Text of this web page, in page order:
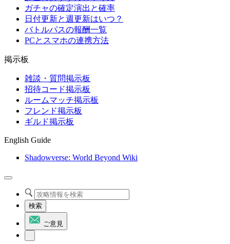
ガチャの確定演出と確率
日付更新と週更新はいつ？
バトルパスの報酬一覧
PCとスマホの連携方法
掲示板
雑談・質問掲示板
招待コード掲示板
ルームマッチ掲示板
フレンド掲示板
ギルド掲示板
English Guide
Shadowverse: World Beyond Wiki
検索
ご意見